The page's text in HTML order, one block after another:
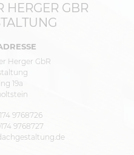
HERGER GBR
Herger GbR
19a
9768726
9768727